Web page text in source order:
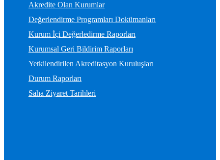
Akredite Olan Kurumlar
Değerlendirme Programları Dokümanları
Kurum İçi Değerledirme Raporları
Kurumsal Geri Bildirim Raporları
Yetkilendirilen Akreditasyon Kuruluşları
Durum Raporları
Saha Ziyaret Tarihleri